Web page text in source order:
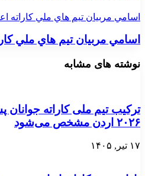
اسامي مربيان تيم هاي ملي كاراته
اسامي مربيان تيم هاي ملي
نوشته های مشابه
ترکیب تیم ملی کاراته جوانان
۲۰۲۶ اردن مشخص می‌شود
۱۷ تیر, ۱۴۰۵